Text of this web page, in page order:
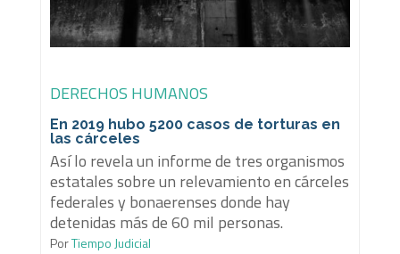
DERECHOS HUMANOS
En 2019 hubo 5200 casos de torturas en
las cárceles
Así lo revela un informe de tres organismos
estatales sobre un relevamiento en cárceles
federales y bonaerenses donde hay
detenidas más de 60 mil personas.
PorTiempo Judicial